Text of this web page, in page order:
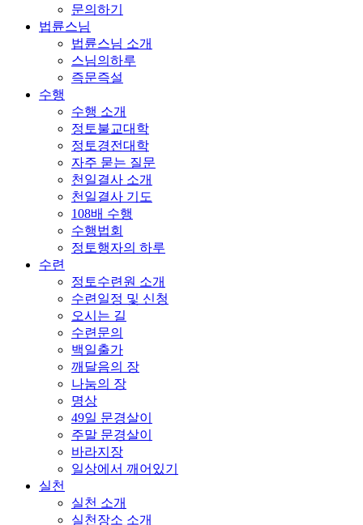
문의하기
법륜스님
법륜스님 소개
스님의하루
즉문즉설
수행
수행 소개
정토불교대학
정토경전대학
자주 묻는 질문
천일결사 소개
천일결사 기도
108배 수행
수행법회
정토행자의 하루
수련
정토수련원 소개
수련일정 및 신청
오시는 길
수련문의
백일출가
깨달음의 장
나눔의 장
명상
49일 문경살이
주말 문경살이
바라지장
일상에서 깨어있기
실천
실천 소개
실천장소 소개